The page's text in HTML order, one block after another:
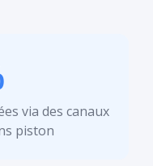
via des canaux
piston